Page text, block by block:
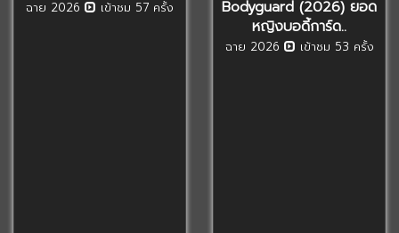
ฉาย 2026 เข้าชม 57 ครั้ง
Bodyguard (2026) ยอด
หญิงบอดี้การ์ด..
ฉาย 2026 เข้าชม 53 ครั้ง